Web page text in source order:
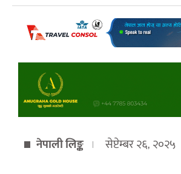
नेपाली लिङ्क सेप्टेम्बर २६, २०२५